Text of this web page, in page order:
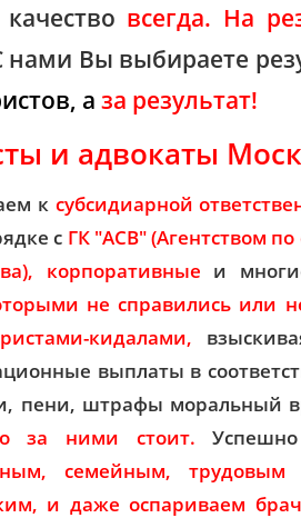
всегда. На
Вы выбираете
а за результат!
к субсидиарной
с ГК "АСВ" (Агентством
корпоративные и
не справились или
кидалами,
выплаты в
пени, штрафы моральный
за ними стоит.
семейным,
и даже оспариваем